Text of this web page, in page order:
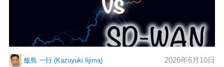
飯島 一行 (Kazuyuki Iijima) 2026年6月10日